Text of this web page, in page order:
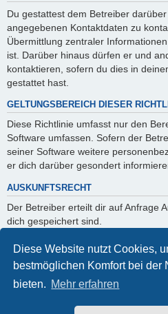
Diese Website nutzt Cookies,
bestmöglichen Komfort bei der
bieten. Mehr erfahren
Du gestattest dem Betreiber
angegebenen Kontaktdaten zu
Übermittlung zentraler
ist. Darüber hinaus dürfen er und
kontaktieren, sofern du dies in
gestattet hast.
GELTUNGSBEREICH DIESER
Diese Richtlinie umfasst nur den
Software umfassen. Sofern der
seiner Software weitere
er dich darüber gesondert
AUSKUNFTSRECHT
Der Betreiber erteilt dir auf Anfrage
dich gespeichert sind.
Du kannst jederzeit die Löschung
verlangen. Kontaktiere hierzu bitte